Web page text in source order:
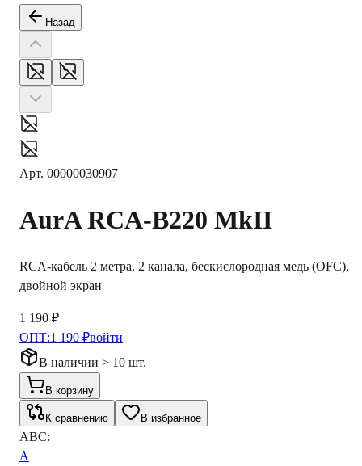
Назад
Арт. 00000030907
AurA RCA-B220 MkII
RCA-кабель 2 метра, 2 канала, бескислородная медь (OFC),
двойной экран
1 190 ₽
ОПТ:1 190 ₽войти
В наличии > 10 шт.
В корзину
К сравнению В избранное
ABC:
A